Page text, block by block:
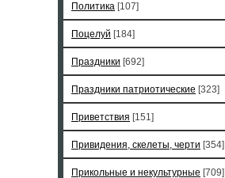
Политика [107]
Поцелуй [184]
Праздники [692]
Праздники патриотические [323]
Приветствия [151]
Привидения, скелеты, черти [354]
Прикольные и некультурные [709]